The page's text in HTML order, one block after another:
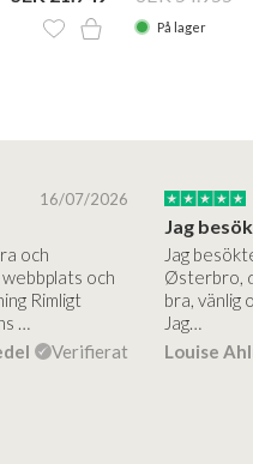
På lager
16/07/2026
och
och
Rimligt
…
Verifierat
Jag
Østerbro,
bra, vänlig
Jag…
Louise